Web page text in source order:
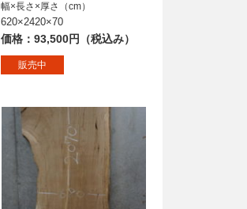
幅×長さ×厚さ（cm）
620×2420×70
価格：93,500円（税込み）
販売中